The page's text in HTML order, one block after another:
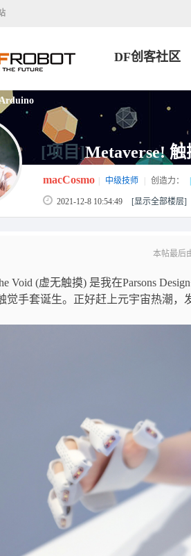
DF创客社区
[项目]Metaverse!
macCosmo 中级技师 创造力：
2021-12-8 10:54:49 [显示全部楼层]
本帖最后
Void (虚无触摸) 是我在Parsons
觉手套诞生。正好赶上元宇宙热潮，